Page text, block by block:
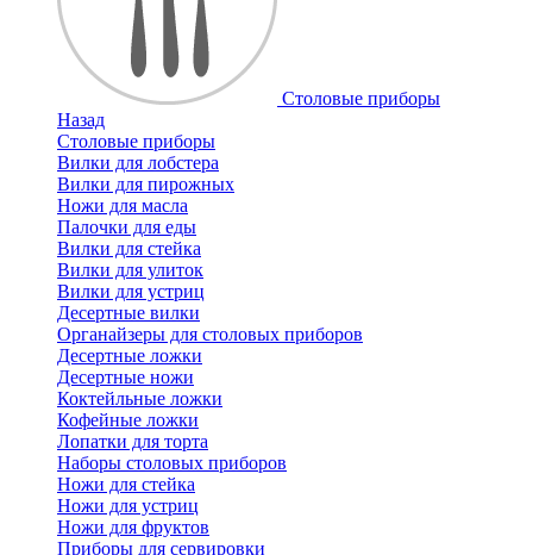
Cтоловые приборы
Назад
Cтоловые приборы
Вилки для лобстера
Вилки для пирожных
Ножи для масла
Палочки для еды
Вилки для стейка
Вилки для улиток
Вилки для устриц
Десертные вилки
Органайзеры для столовых приборов
Десертные ложки
Десертные ножи
Коктейльные ложки
Кофейные ложки
Лопатки для торта
Наборы столовых приборов
Ножи для стейка
Ножи для устриц
Ножи для фруктов
Приборы для сервировки